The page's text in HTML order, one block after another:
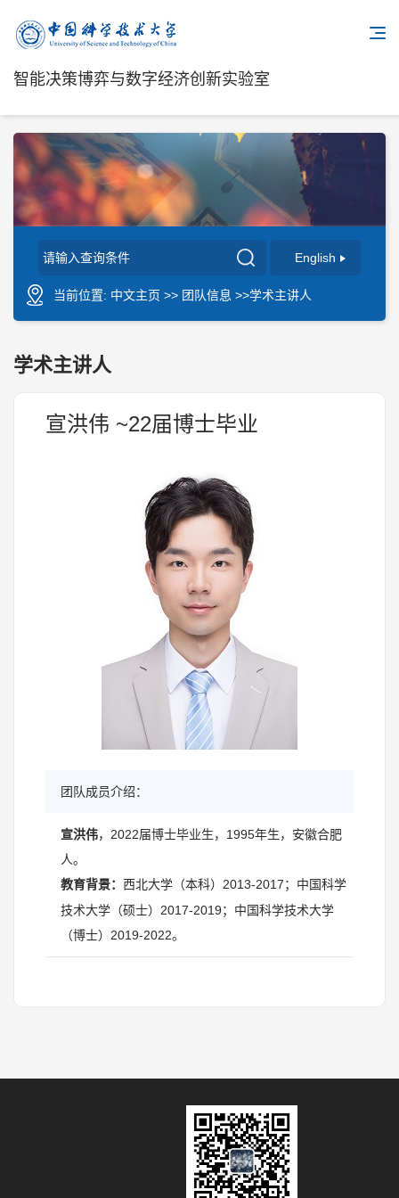
智能决策博弈与数字经济创新实验室
English
当前位置: 中文主页 >> 团队信息 >>学术主讲人
学术主讲人
宣洪伟 ~22届博士毕业
团队成员介绍：
宣洪伟，2022届博士毕业生，1995年生，安徽合肥
人。
教育背景： 西北大学（本科）2013-2017；中国科学
技术大学（硕士）2017-2019；中国科学技术大学
（博士）2019-2022。